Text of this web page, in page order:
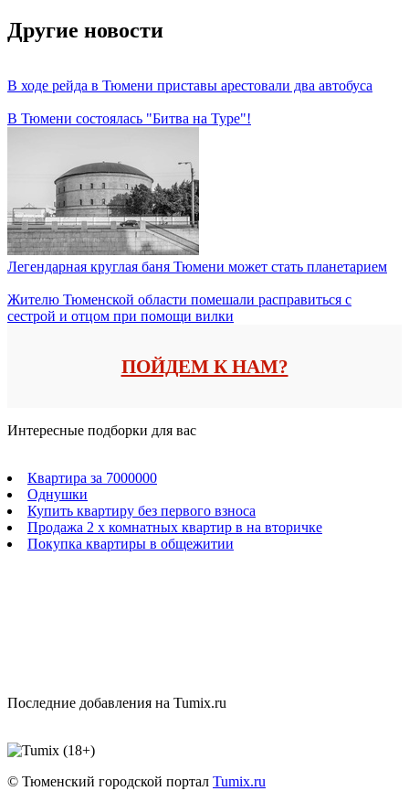
Другие новости
В ходе рейда в Тюмени приставы арестовали два автобуса
В Тюмени состоялась "Битва на Туре"!
Легендарная круглая баня Тюмени может стать планетарием
Жителю Тюменской области помешали расправиться с
сестрой и отцом при помощи вилки
ПОЙДЕМ К НАМ?
Интересные подборки для вас
Квартира за 7000000
Однушки
Купить квартиру без первого взноса
Продажа 2 х комнатных квартир в на вторичке
Покупка квартиры в общежитии
Последние добавления на Tumix.ru
© Тюменский городской портал Tumix.ru